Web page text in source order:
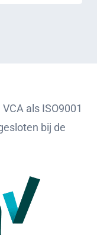
als ISO9001
bij de